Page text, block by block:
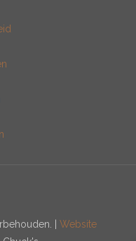
| Website